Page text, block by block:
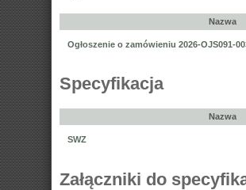
Nazwa
Ogłoszenie o zamówieniu 2026-OJS091-
Specyfikacja
Nazwa
SWZ
Załączniki do